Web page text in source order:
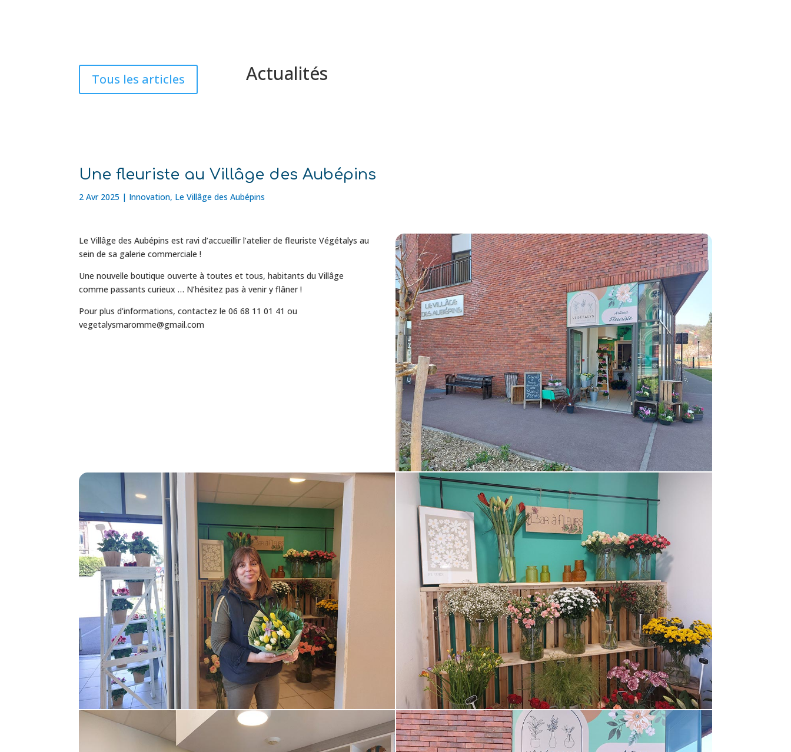
Tous les articles Actualités
Une fleuriste au Villâge des Aubépins
2 Avr 2025 | Innovation, Le Villâge des Aubépins
Le Villâge des Aubépins est ravi d’accueillir l’atelier de fleuriste Végétalys au
sein de sa galerie commerciale !
Une nouvelle boutique ouverte à toutes et tous, habitants du Villâge
comme passants curieux … N’hésitez pas à venir y flâner !
Pour plus d’informations, contactez le 06 68 11 01 41 ou
vegetalysmaromme@gmail.com